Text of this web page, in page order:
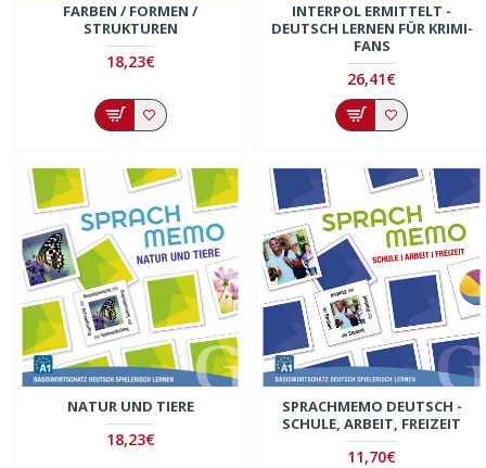
FARBEN / FORMEN /
STRUKTUREN
18,23€
INTERPOL ERMITTELT -
DEUTSCH LERNEN FÜR KRIMI-
FANS
26,41€
NATUR UND TIERE
18,23€
SPRACHMEMO DEUTSCH -
SCHULE, ARBEIT, FREIZEIT
11,70€